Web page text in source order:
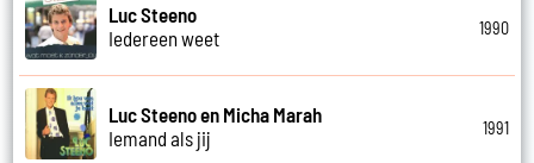
Luc Steeno
Iedereen weet
1990
Luc Steeno en Micha Marah
Iemand als jij
1991